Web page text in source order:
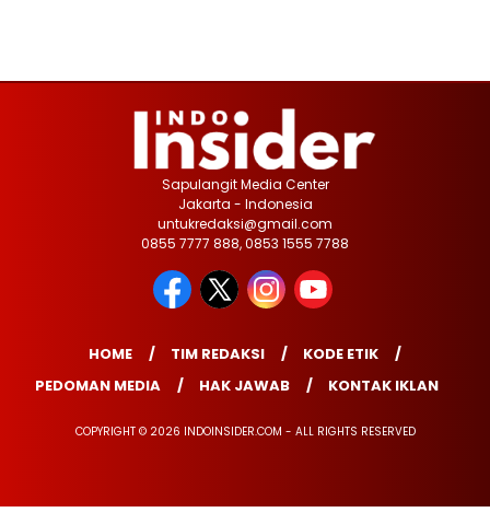
Sapulangit Media Center
Jakarta - Indonesia
untukredaksi@gmail.com
0855 7777 888, 0853 1555 7788
HOME TIM REDAKSI
KODE ETIK
PEDOMAN MEDIA
HAK JAWAB KONTAK IKLAN
COPYRIGHT © 2026 INDOINSIDER.COM - ALL RIGHTS RESERVED